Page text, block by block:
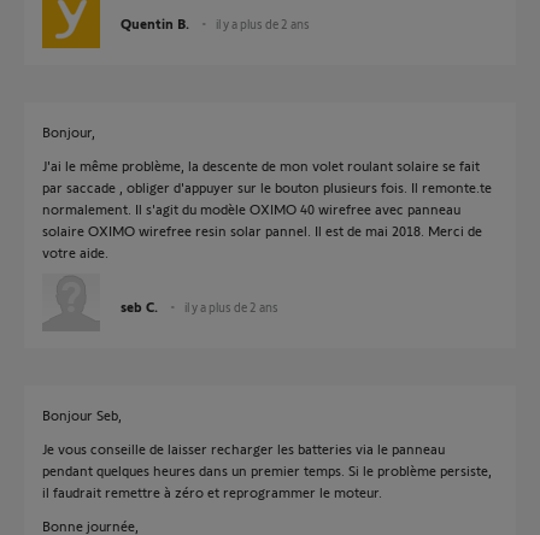
Quentin B. il y a plus de 2 ans
Bonjour,
J'ai le même problème, la descente de mon volet roulant solaire se fait
par saccade , obliger d'appuyer sur le bouton plusieurs fois. Il remonte.te
normalement. Il s'agit du modèle OXIMO 40 wirefree avec panneau
solaire OXIMO wirefree resin solar pannel. Il est de mai 2018. Merci de
votre aide.
seb C. il y a plus de 2 ans
Bonjour Seb,
Je vous conseille de laisser recharger les batteries via le panneau
pendant quelques heures dans un premier temps. Si le problème persiste,
il faudrait remettre à zéro et reprogrammer le moteur.
Bonne journée,